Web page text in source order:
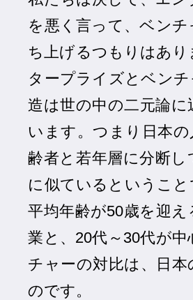
を悪く言って、ベン
ち上げるつもりはあり
タープライズとベン
造は世の中の二元論に
います。つまり日本の
齢者と若年層に分断し
に似ているということ
平均年齢が50歳を迎
業と、20代～30代が
チャーの対比は、日本
のです。